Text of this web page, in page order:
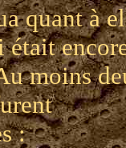
quant à
moins
: